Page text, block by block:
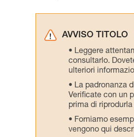
AVVISO TITOLO
Leggere
consultarlo.
ulteriori
La padronanza
Verificate con un
prima di
Forniamo
vengono qui